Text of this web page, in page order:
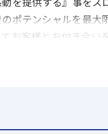
ポテンシャルを最
お客様とお付き合い
りで近代的なデザイ
入社可能です！現在